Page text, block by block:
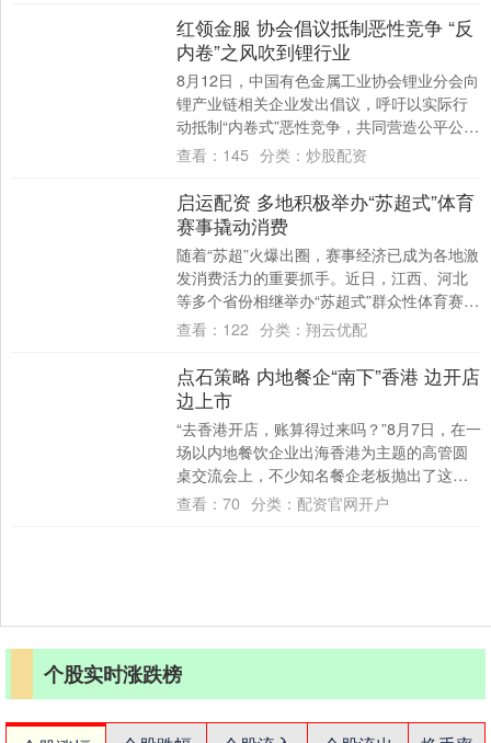
红领金服 协会倡议抵制恶性竞争 “反
内卷”之风吹到锂行业
8月12日，中国有色金属工业协会锂业分会向
锂产业链相关企业发出倡议，呼吁以实际行
动抵制“内卷式”恶性竞争，共同营造公平公
正、平稳有序的市场环境。 受访人士表
查看： 145 分类： 炒股配资
启运配资 多地积极举办“苏超式”体育
赛事撬动消费
随着“苏超”火爆出圈，赛事经济已成为各地激
发消费活力的重要抓手。近日，江西、河北
等多个省份相继举办“苏超式”群众性体育赛
事，并推动赛事与文旅深度融合，助力扩内
查看： 122 分类： 翔云优配
点石策略 内地餐企“南下”香港 边开店
边上市
“去香港开店，账算得过来吗？”8月7日，在一
场以内地餐饮企业出海香港为主题的高管圆
桌交流会上，不少知名餐企老板抛出了这个
问题。 事实上，高额的店租和昂贵的人力
查看： 70 分类： 配资官网开户
个股实时涨跌榜